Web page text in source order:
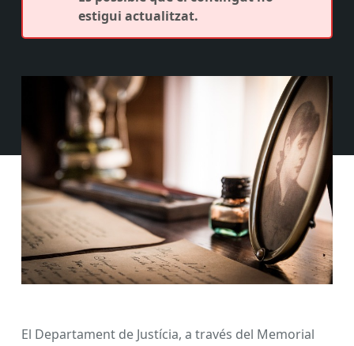
estigui actualitzat.
El Departament de Justícia, a través del Memorial